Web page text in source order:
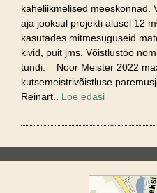
kaheliikmelised meeskonnad.
aja jooksul projekti alusel 12
kasutades mitmesuguseid
kivid, puit jms. Võistlustöö
tundi. Noor Meister 2022
kutsemeistrivõistluse
Reinart.. Loe edasi